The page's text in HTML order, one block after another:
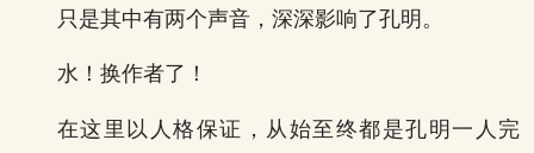
只是其中有两个声音，深深影响了孔明。
水！换作者了！
在这里以人格保证，从始至终都是孔明一人完